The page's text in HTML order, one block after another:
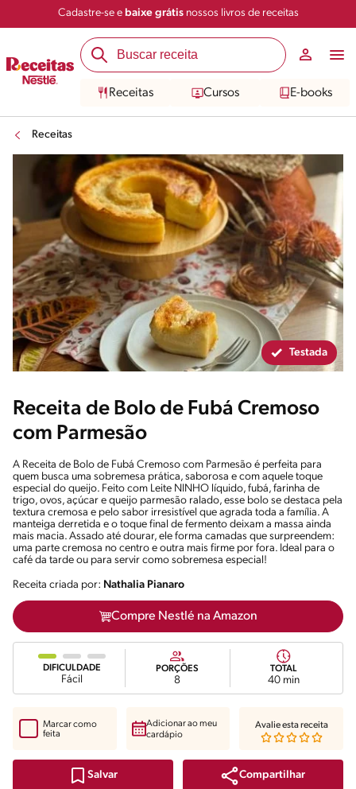
Cadastre-se e baixe grátisnossos livros de receitas
Receitas Cursos E-books
Receitas
Salvar Compartilhar
Testada
Receita de Bolo de Fubá Cremoso
com Parmesão
A Receita de Bolo de Fubá Cremoso com Parmesão é perfeita para
quem busca uma sobremesa prática, saborosa e com aquele toque
especial do queijo. Feito com Leite NINHO líquido, fubá, farinha de
trigo, ovos, açúcar e queijo parmesão ralado, esse bolo se destaca pela
textura cremosa e pelo sabor irresistível que agrada toda a família. A
manteiga derretida e o toque final de fermento deixam a massa ainda
mais macia. Assado até dourar, ele forma camadas que surpreendem:
uma parte cremosa no centro e outra mais firme por fora. Ideal para o
café da tarde ou para servir como sobremesa especial!
Receita criada por: Nathalia Pianaro
Compre Nestlé na Amazon
DIFICULDADE
Fácil
PORÇÕES
8
TOTAL
40 min
Salvar Compartilhar
Marcar como
feita
Adicionar ao meu
cardápio
Avalie esta receita